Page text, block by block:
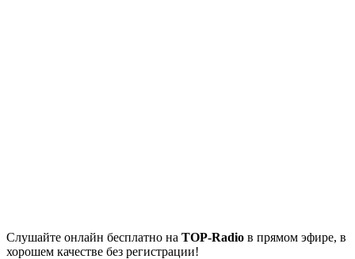
Cлушайте онлайн бесплатно на TOP-Radio в прямом эфире, в
хорошем качестве без регистрации!